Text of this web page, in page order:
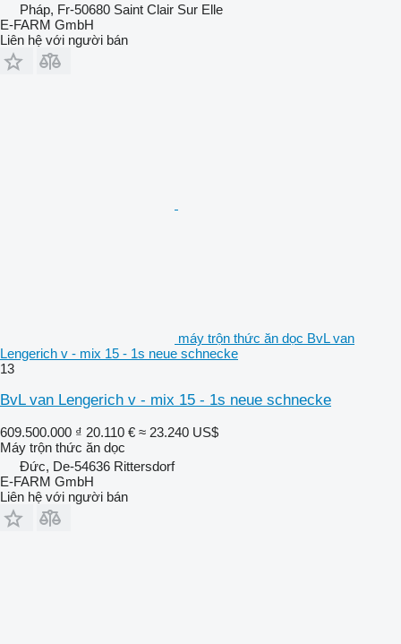
Pháp, Fr-50680 Saint Clair Sur Elle
E-FARM GmbH
Liên hệ với người bán
máy trộn thức ăn dọc BvL van
Lengerich v - mix 15 - 1s neue schnecke
13
BvL van Lengerich v - mix 15 - 1s neue schnecke
609.500.000 ₫ 20.110 € ≈ 23.240 US$
Máy trộn thức ăn dọc
Đức, De-54636 Rittersdorf
E-FARM GmbH
Liên hệ với người bán